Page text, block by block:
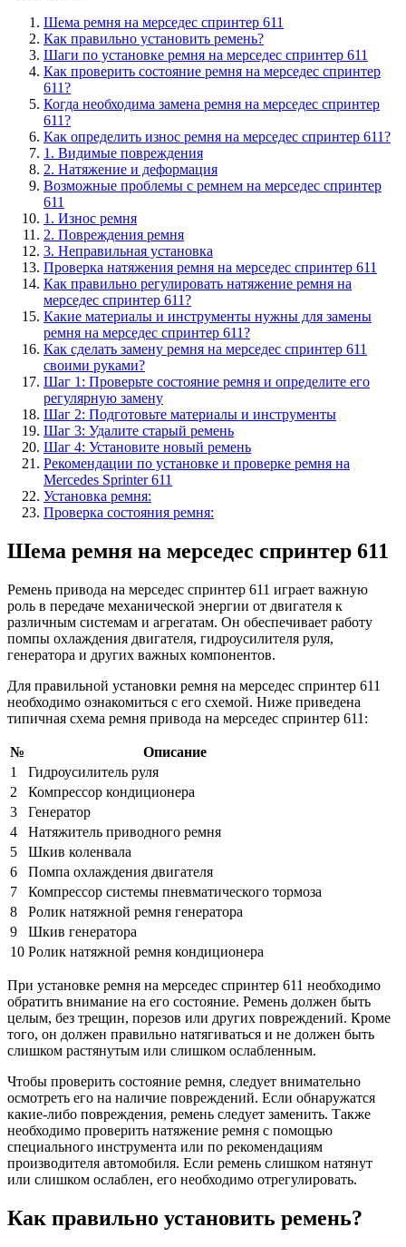
Шема ремня на мерседес спринтер 611
Как правильно установить ремень?
Шаги по установке ремня на мерседес спринтер 611
Как проверить состояние ремня на мерседес спринтер
611?
Когда необходима замена ремня на мерседес спринтер
611?
Как определить износ ремня на мерседес спринтер 611?
1. Видимые повреждения
2. Натяжение и деформация
Возможные проблемы с ремнем на мерседес спринтер
611
1. Износ ремня
2. Повреждения ремня
3. Неправильная установка
Проверка натяжения ремня на мерседес спринтер 611
Как правильно регулировать натяжение ремня на
мерседес спринтер 611?
Какие материалы и инструменты нужны для замены
ремня на мерседес спринтер 611?
Как сделать замену ремня на мерседес спринтер 611
своими руками?
Шаг 1: Проверьте состояние ремня и определите его
регулярную замену
Шаг 2: Подготовьте материалы и инструменты
Шаг 3: Удалите старый ремень
Шаг 4: Установите новый ремень
Рекомендации по установке и проверке ремня на
Mercedes Sprinter 611
Установка ремня:
Проверка состояния ремня:
Шема ремня на мерседес спринтер 611
Ремень привода на мерседес спринтер 611 играет важную
роль в передаче механической энергии от двигателя к
различным системам и агрегатам. Он обеспечивает работу
помпы охлаждения двигателя, гидроусилителя руля,
генератора и других важных компонентов.
Для правильной установки ремня на мерседес спринтер 611
необходимо ознакомиться с его схемой. Ниже приведена
типичная схема ремня привода на мерседес спринтер 611:
№
Описание
1
Гидроусилитель руля
2
Компрессор кондиционера
3
Генератор
4
Натяжитель приводного ремня
5
Шкив коленвала
6
Помпа охлаждения двигателя
7
Компрессор системы пневматического тормоза
8
Ролик натяжной ремня генератора
9
Шкив генератора
10 Ролик натяжной ремня кондиционера
При установке ремня на мерседес спринтер 611 необходимо
обратить внимание на его состояние. Ремень должен быть
целым, без трещин, порезов или других повреждений. Кроме
того, он должен правильно натягиваться и не должен быть
слишком растянутым или слишком ослабленным.
Чтобы проверить состояние ремня, следует внимательно
осмотреть его на наличие повреждений. Если обнаружатся
какие-либо повреждения, ремень следует заменить. Также
необходимо проверить натяжение ремня с помощью
специального инструмента или по рекомендациям
производителя автомобиля. Если ремень слишком натянут
или слишком ослаблен, его необходимо отрегулировать.
Как правильно установить ремень?